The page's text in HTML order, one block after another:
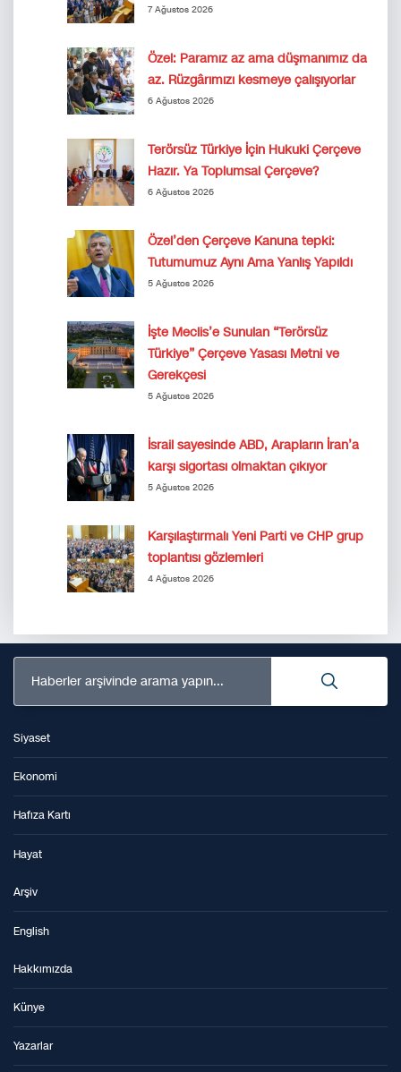
7 Ağustos 2026
Özel: Paramız az ama düşmanımız da
az. Rüzgârımızı kesmeye çalışıyorlar
6 Ağustos 2026
Terörsüz Türkiye İçin Hukuki Çerçeve
Hazır. Ya Toplumsal Çerçeve?
6 Ağustos 2026
Özel’den Çerçeve Kanuna tepki:
Tutumumuz Aynı Ama Yanlış Yapıldı
5 Ağustos 2026
İşte Meclis’e Sunulan “Terörsüz
Türkiye” Çerçeve Yasası Metni ve
Gerekçesi
5 Ağustos 2026
İsrail sayesinde ABD, Arapların İran’a
karşı sigortası olmaktan çıkıyor
5 Ağustos 2026
Karşılaştırmalı Yeni Parti ve CHP grup
toplantısı gözlemleri
4 Ağustos 2026
Haberler arşivinde arama yapın...
Siyaset
Ekonomi
Hafıza Kartı
Hayat
Arşiv
English
Hakkımızda
Künye
Yazarlar